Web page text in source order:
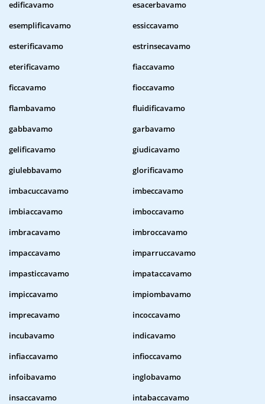
edificavamo
esacerbavamo
esemplificavamo
essiccavamo
esterificavamo
estrinsecavamo
eterificavamo
fiaccavamo
ficcavamo
fioccavamo
flambavamo
fluidificavamo
gabbavamo
garbavamo
gelificavamo
giudicavamo
giulebbavamo
glorificavamo
imbacuccavamo
imbeccavamo
imbiaccavamo
imboccavamo
imbracavamo
imbroccavamo
impaccavamo
imparruccavamo
impasticcavamo
impataccavamo
impiccavamo
impiombavamo
imprecavamo
incoccavamo
incubavamo
indicavamo
infiaccavamo
infioccavamo
infoibavamo
inglobavamo
insaccavamo
intabaccavamo